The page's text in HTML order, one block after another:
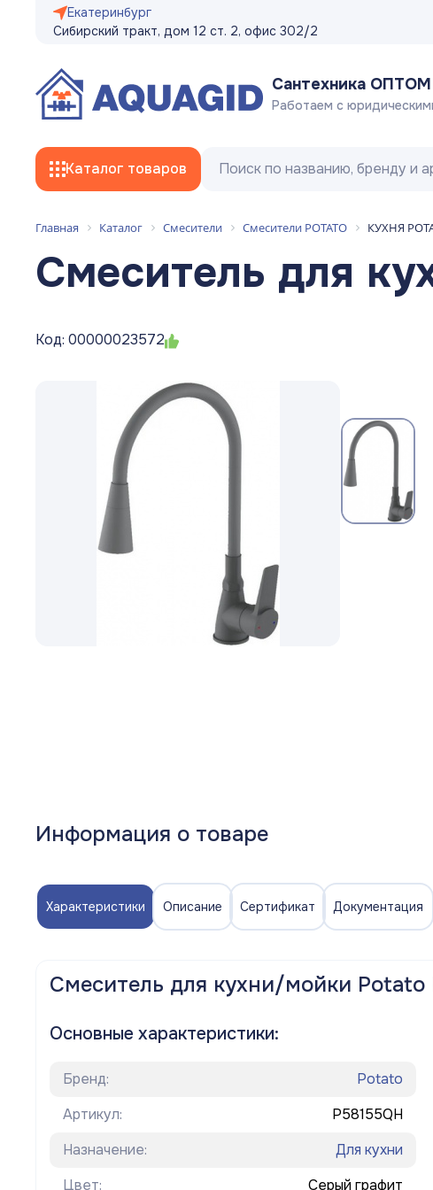
Екатеринбург
Сибирский тракт, дом 12 ст. 2, офис 302/2
Сантехника ОПТОМ
Работаем с
Каталог товаров
Фитинги
Шланги садовые
Запорная арматура
Насосное Оборудование
Канализационное оборудование
Водосмывная арматура
Система отопления
Теплоизоляция
Товары для Ванной комнаты и туалета
Хозтовары
Главная Каталог Смесители Смесители POTATO КУХНЯ
Смеситель для
Код: 00000023572
Информация о товаре
Характеристики Описание Сертификат Документация
Смеситель для кухни/мойки Potato
Основные характеристики:
Бренд:
Potato
Артикул:
P58155QH
Назначение:
Для кухни
Цвет:
Серый графит